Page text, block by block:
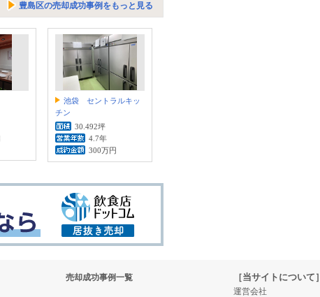
豊島区の売却成功事例をもっと見る
池袋 セントラルキッ
チン
30.492坪
4.7年
300万円
売却成功事例一覧 ［当サイトについて］
運営会社